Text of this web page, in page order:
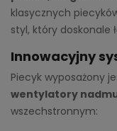
klasycznych
styl, który doskonale
Innowacyjny
Piecyk wyposażony
wentylatory
wszechstronnym: